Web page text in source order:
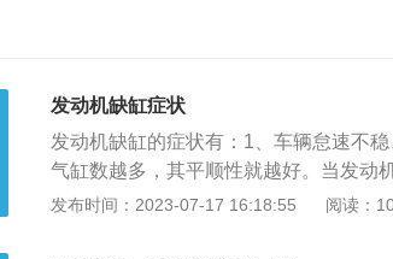
发动机缺缸症状
发动机缺缸的症状有：1、车辆怠速不
气缸数越多，其平顺性就越好。当发动
下，或者发动机异常抖动了；2、动力
发布时间：2023-07-17 16:18:55 阅读：